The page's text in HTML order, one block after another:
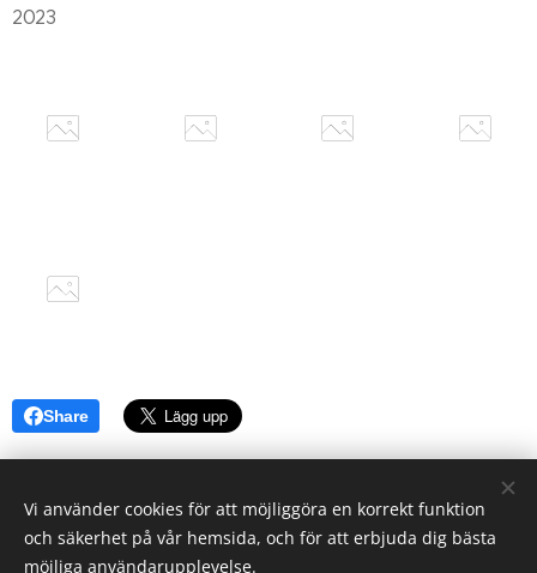
2023
Share
Vi använder cookies för att möjliggöra en korrekt funktion
och säkerhet på vår hemsida, och för att erbjuda dig bästa
möjliga användarupplevelse.